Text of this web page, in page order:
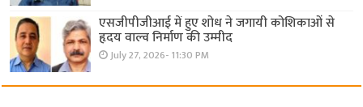
एसजीपीजीआई में हुए शोध ने जगायी कोशिकाओं से
हृदय वाल्व निर्माण की उम्मीद
July 27, 2026- 11:30 PM